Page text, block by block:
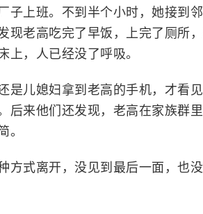
子上班。不到半个小时，她接到
现老高吃完了早饭，上完了厕所
上，人已经没了呼吸。
是儿媳妇拿到老高的手机，才看
后来他们还发现，老高在家族群
。
方式离开，没见到最后一面，也